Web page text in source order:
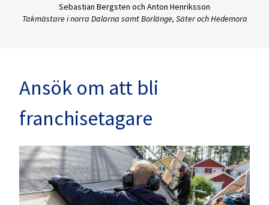
Sebastian Bergsten och Anton Henriksson
Takmästare i norra Dalarna samt Borlänge, Säter och Hedemora
Ansök om att bli
franchisetagare